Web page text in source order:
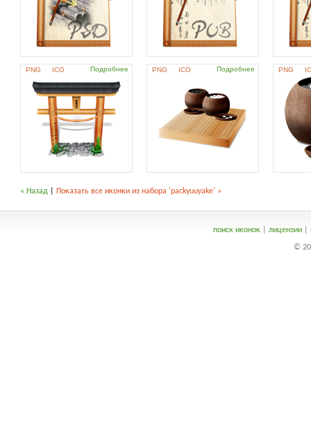
PNG ICO Подробнее PNG ICO Подробнее PNG
« Назад Показать все иконки из набора 'packyuuyake' »
поиск иконок| лицензии|
©